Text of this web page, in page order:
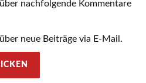
nachfolgende Kommentare
neue Beiträge via E-Mail.